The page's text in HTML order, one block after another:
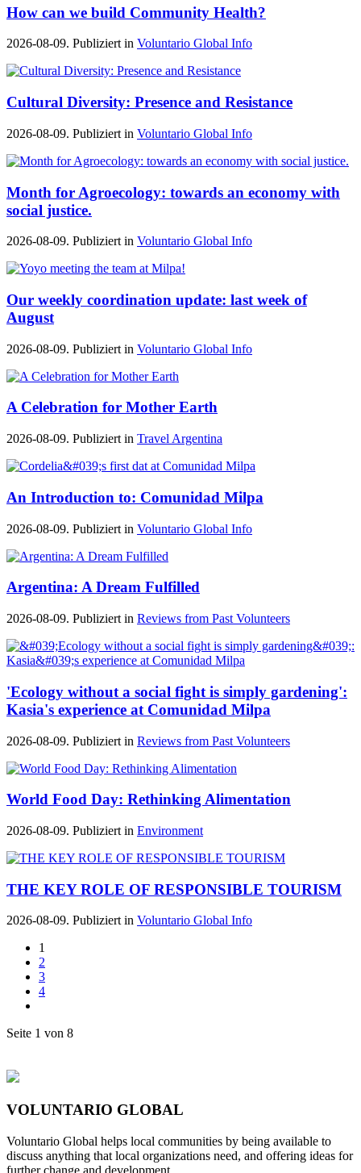
How can we build Community Health?
2026-08-09. Publiziert in Voluntario Global Info
Cultural Diversity: Presence and Resistance
2026-08-09. Publiziert in Voluntario Global Info
Month for Agroecology: towards an economy with
social justice.
2026-08-09. Publiziert in Voluntario Global Info
Our weekly coordination update: last week of
August
2026-08-09. Publiziert in Voluntario Global Info
A Celebration for Mother Earth
2026-08-09. Publiziert in Travel Argentina
An Introduction to: Comunidad Milpa
2026-08-09. Publiziert in Voluntario Global Info
Argentina: A Dream Fulfilled
2026-08-09. Publiziert in Reviews from Past Volunteers
'Ecology without a social fight is simply gardening':
Kasia's experience at Comunidad Milpa
2026-08-09. Publiziert in Reviews from Past Volunteers
World Food Day: Rethinking Alimentation
2026-08-09. Publiziert in Environment
THE KEY ROLE OF RESPONSIBLE TOURISM
2026-08-09. Publiziert in Voluntario Global Info
1
2
3
4
Seite 1 von 8
VOLUNTARIO GLOBAL
Voluntario Global helps local communities by being available to
discuss anything that local organizations need, and offering ideas for
further change and development.